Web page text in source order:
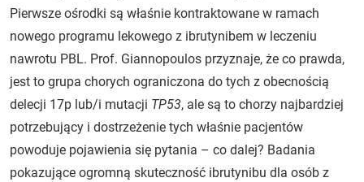
Pierwsze ośrodki są właśnie kontraktowane w ramach
nowego programu lekowego z ibrutynibem w leczeniu
nawrotu PBL. Prof. Giannopoulos przyznaje, że co prawda,
jest to grupa chorych ograniczona do tych z obecnością
delecji 17p lub/i mutacji TP53, ale są to chorzy najbardziej
potrzebujący i dostrzeżenie tych właśnie pacjentów
powoduje pojawienia się pytania – co dalej? Badania
pokazujące ogromną skuteczność ibrutynibu dla osób z